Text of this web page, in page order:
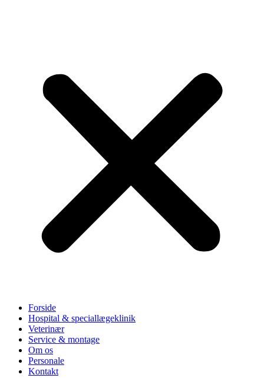
Forside
Hospital & speciallægeklinik
Veterinær
Service & montage
Om os
Personale
Kontakt